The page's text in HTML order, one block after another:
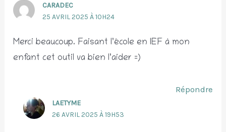
CARADEC
25 AVRIL 2025 À 10H24
Merci beaucoup. Faisant l’école en IEF à mon
enfant cet outil va bien l’aider =)
Répondre
LAETYME
26 AVRIL 2025 À 19H53